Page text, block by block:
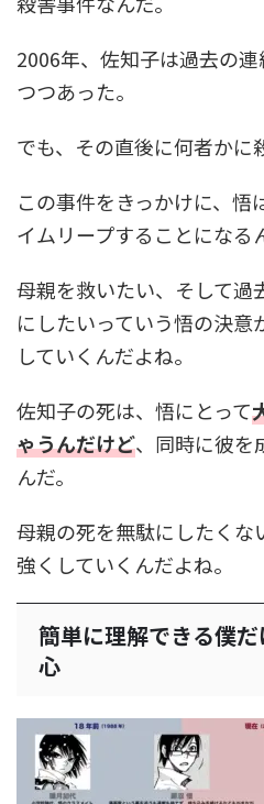
2006年、佐知子は過去の
つつあった。
でも、その直後に何者かに
この事件をきっかけに、悟
イムリープすることになる
母親を救いたい、そして過
にしたいっていう悟の決
していくんだよね。
佐知子の死は、悟にとって
ゃうんだけど、同時に彼を
んだ。
母親の死を無駄にしたくな
強くしていくんだよね。
簡単に理解できる僕
心